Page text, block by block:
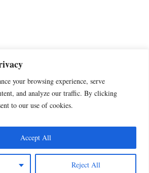
your browsing experience, serve
and analyze our traffic. By clicking
to our use of cookies.
Reject All
Accept All